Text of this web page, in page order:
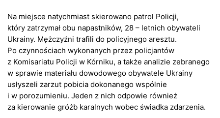
Na miejsce natychmiast skierowano patrol Policji,
który zatrzymał obu napastników, 28 – letnich obywateli
Ukrainy. Mężczyźni trafili do policyjnego aresztu.
Po czynnościach wykonanych przez policjantów
z Komisariatu Policji w Kórniku, a także analizie zebranego
w sprawie materiału dowodowego obywatele Ukrainy
usłyszeli zarzut pobicia dokonanego wspólnie
i w porozumieniu. Jeden z nich odpowie również
za kierowanie gróźb karalnych wobec świadka zdarzenia.